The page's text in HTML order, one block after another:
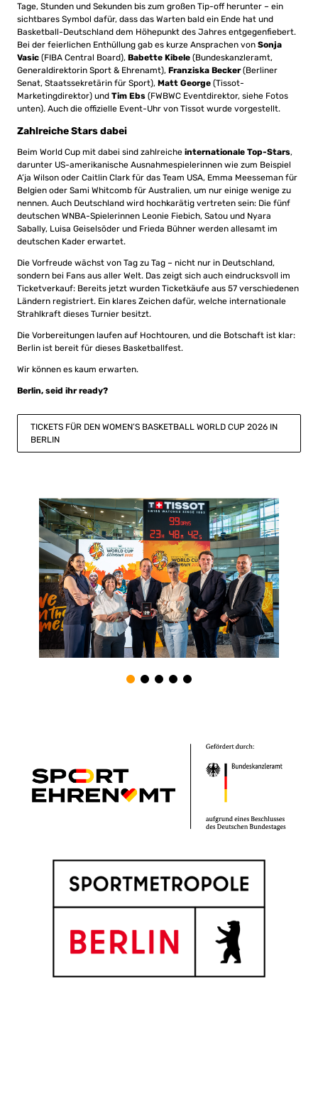
Tage, Stunden und Sekunden bis zum großen Tip-off herunter – ein
sichtbares Symbol dafür, dass das Warten bald ein Ende hat und
Basketball-Deutschland dem Höhepunkt des Jahres entgegenfiebert.
Bei der feierlichen Enthüllung gab es kurze Ansprachen von Sonja
Vasic (FIBA Central Board), Babette Kibele (Bundeskanzleramt,
Generaldirektorin Sport & Ehrenamt), Franziska Becker(Berliner
Senat, Staatssekretärin für Sport), Matt George (Tissot-
Marketingdirektor) und Tim Ebs (FWBWC Eventdirektor, siehe Fotos
unten). Auch die offizielle Event-Uhr von Tissot wurde vorgestellt.
Zahlreiche Stars dabei
Beim World Cup mit dabei sind zahlreiche internationale Top-Stars,
darunter US-amerikanische Ausnahmespielerinnen wie zum Beispiel
A’ja Wilson oder Caitlin Clark für das Team USA, Emma Meesseman für
Belgien oder Sami Whitcomb für Australien, um nur einige wenige zu
nennen. Auch Deutschland wird hochkarätig vertreten sein: Die fünf
deutschen WNBA-Spielerinnen Leonie Fiebich, Satou und Nyara
Sabally, Luisa Geiselsöder und Frieda Bühner werden allesamt im
deutschen Kader erwartet.
Die Vorfreude wächst von Tag zu Tag – nicht nur in Deutschland,
sondern bei Fans aus aller Welt. Das zeigt sich auch eindrucksvoll im
Ticketverkauf: Bereits jetzt wurden Ticketkäufe aus 57 verschiedenen
Ländern registriert. Ein klares Zeichen dafür, welche internationale
Strahlkraft dieses Turnier besitzt.
Die Vorbereitungen laufen auf Hochtouren, und die Botschaft ist klar:
Berlin ist bereit für dieses Basketballfest.
Wir können es kaum erwarten.
Berlin, seid ihr ready?
TICKETS FÜR DEN WOMEN’S BASKETBALL WORLD CUP 2026 IN
BERLIN